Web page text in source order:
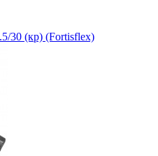
30 (кр) (Fortisflex)